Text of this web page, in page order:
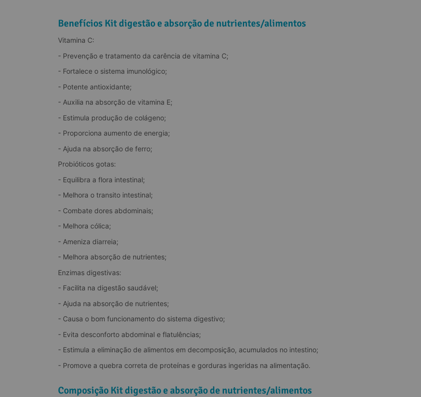
Benefícios Kit digestão e absorção de nutrientes/alimentos
Vitamina C:
- Prevenção e tratamento da carência de vitamina C;
- Fortalece o sistema imunológico;
- Potente antioxidante;
- Auxilia na absorção de vitamina E;
- Estimula produção de colágeno;
- Proporciona aumento de energia;
- Ajuda na absorção de ferro;
Probióticos gotas:
- Equilibra a flora intestinal;
- Melhora o transito intestinal;
- Combate dores abdominais;
- Melhora cólica;
- Ameniza diarreia;
- Melhora absorção de nutrientes;
Enzimas digestivas:
- Facilita na digestão saudável;
- Ajuda na absorção de nutrientes;
- Causa o bom funcionamento do sistema digestivo;
- Evita desconforto abdominal e flatulências;
- Estimula a eliminação de alimentos em decomposição, acumulados no intestino;
- Promove a quebra correta de proteínas e gorduras ingeridas na alimentação.
Composição Kit digestão e absorção de nutrientes/alimentos